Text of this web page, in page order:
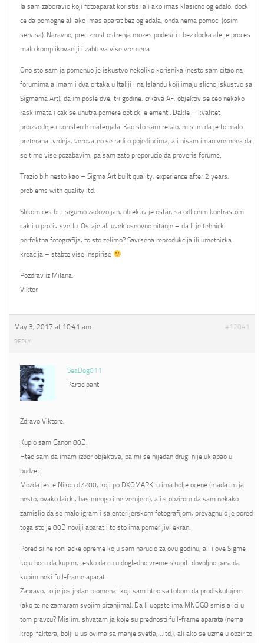
Ja sam zaboravio koji fotoaparat koristis, ali ako imas klasicno ogledalo, dock
ce da pomogne ali ako imas aparat bez ogledala, onda nema pomoci (osim
servisa). Naravno, preciznost ostrenja mozes podesiti i bez docka ale je proces
malo komplikovaniji i zahteva vise vremena.
Ono sto sam ja pomenuo je iskustvo nekoliko korisnika (nesto sam citao na
forumima a imam i dva ortaka u Italiji i na Islandu koji imaju slicno iskustvo sa
Sigmama Art), da im posle dve, tri godine, crkava AF, objektiv se ceo nekako
rasklimata i cak se unutra pomere opticki elementi. Dakle – kvalitet
proizvodnje i koristenih materijala. Kao sto sam rekao, mislim da je to malo
preterana tvrdnja, verovatno se radi o pojedincima, ali nisam imao vremena da
se time vise pozabavim, pa sam zato preporucio da proveris forume.
Trazio bih nesto kao – Sigma Art built quality, experience after 2 years,
problems with quality itd.
Slikom ces biti sigurno zadovoljan, objektiv je ostar, sa odlicnim kontrastom
cak i u protiv svetlu. Ostaje ali uvek osnovno pitanje – da li je tehnicki
perfektna fotografija, to sto zelimo? Savrsena reprodukcija ili umetnicka
kreacija – stabte vise inspirise
Pozdrav iz Milana,
Viktor
May 3, 2017 at 10:41 am #12041
REPLY
SeaDog011
Participant
Zdravo Viktore,
Kupio sam Canon 80D.
Hteo sam da imam izbor objektiva, pa mi se nijedan drugi nije uklapao u
budzet.
Mozda jeste Nikon d7200, koji po DXOMARK-u ima bolje ocene (mada im ja
nesto, ovako laicki, bas mnogo i ne verujem), ali s obzirom da sam nekako
zamislio da se malo igram i sa enterijerskom fotografijom, prevagnulo je pored
toga sto je 80D noviji aparat i to sto ima pomerljivi ekran.
Pored silne ronilacke opreme koju sam narucio za ovu godinu, ali i ove Sigme
koju hocu da kupim, tesko da cu u dogledno vreme skupiti dovoljno para da
kupim neki full-frame aparat.
Zapravo, to je jos jedan momenat koji sam hteo sa tobom da prodiskutujem
(ako te ne zamaram svojim pitanjima). Da li uopste ima MNOGO smisla ici u
tom pravcu? Mislim, shvatam ja koje su prednosti full-frame aparata (nema
krop-faktora, bolji u uslovima sa manje svetla,…itd.), ali ako se uzme u obzir to